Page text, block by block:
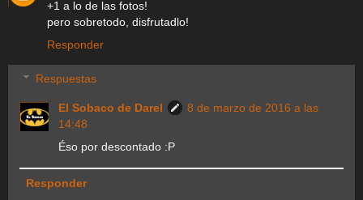
+1 a lo de las fotos!
pero sobretodo, disfrutadlo!
Responder
Respuestas
El Sobaco de Darel
8 de marzo de 2016 a las
14:48
Éso por descontado :P
Responder